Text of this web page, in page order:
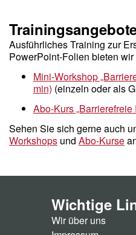
Ausführliches Training zur
PowerPoint-Folien bieten
Mini-Workshop
min) (einzeln oder als
Abo-Kurs
Sehen Sie sich gerne auch
Workshops und Abo-Kurse
Wichtige
Wir über uns